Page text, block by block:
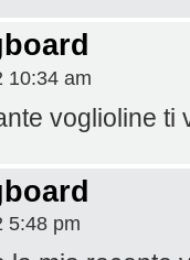
10:34 am
voglioline ti
5:48 pm